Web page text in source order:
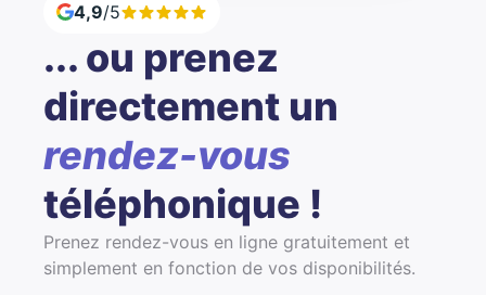
4,9/5
... ou prenez
directement un
rendez-vous
téléphonique !
Prenez rendez-vous en ligne gratuitement et
simplement en fonction de vos disponibilités.